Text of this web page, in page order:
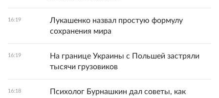
16:19
Лукашенко назвал простую формулу
сохранения мира
16:19
На границе Украины с Польшей застряли
тысячи грузовиков
16:18
Психолог Бурнашкин дал советы, как